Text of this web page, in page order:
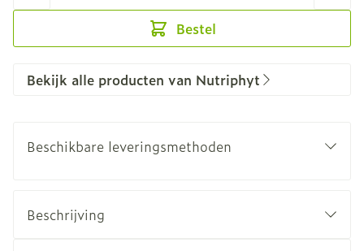
Bestel
Bekijk alle producten van Nutriphyt
Beschikbare leveringsmethoden
Beschrijving